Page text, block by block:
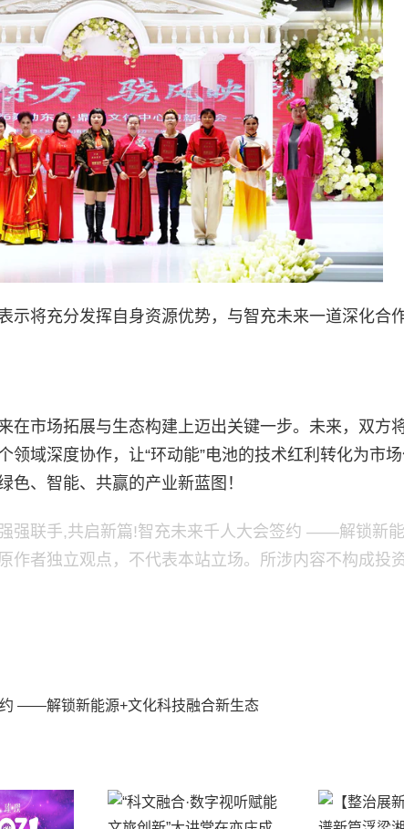
示将充分发挥自身资源优势，与智充未来一道深化合
在市场拓展与生态构建上迈出关键一步。未来，双方
领域深度协作，让“环动能”电池的技术红利转化为市
色、智能、共赢的产业新蓝图！
强联手,共启新篇!智充未来千人大会签约 ——解锁新
者独立观点，不代表本站立场。所涉内容不构成投
——解锁新能源+文化科技融合新生态